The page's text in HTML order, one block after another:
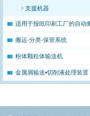
支援机器
适用于报纸印刷工厂的自动
搬运·分类·保管系统
粉体颗粒体输送机
金属屑输送•切削液处理装置